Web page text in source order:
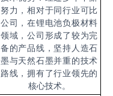
努力，相对于同行业可比
公司，在锂电池负极材料
领域，公司形成了较为完
备的产品线，坚持人造石
墨与天然石墨并重的技术
路线，拥有了行业领先的
核心技术。